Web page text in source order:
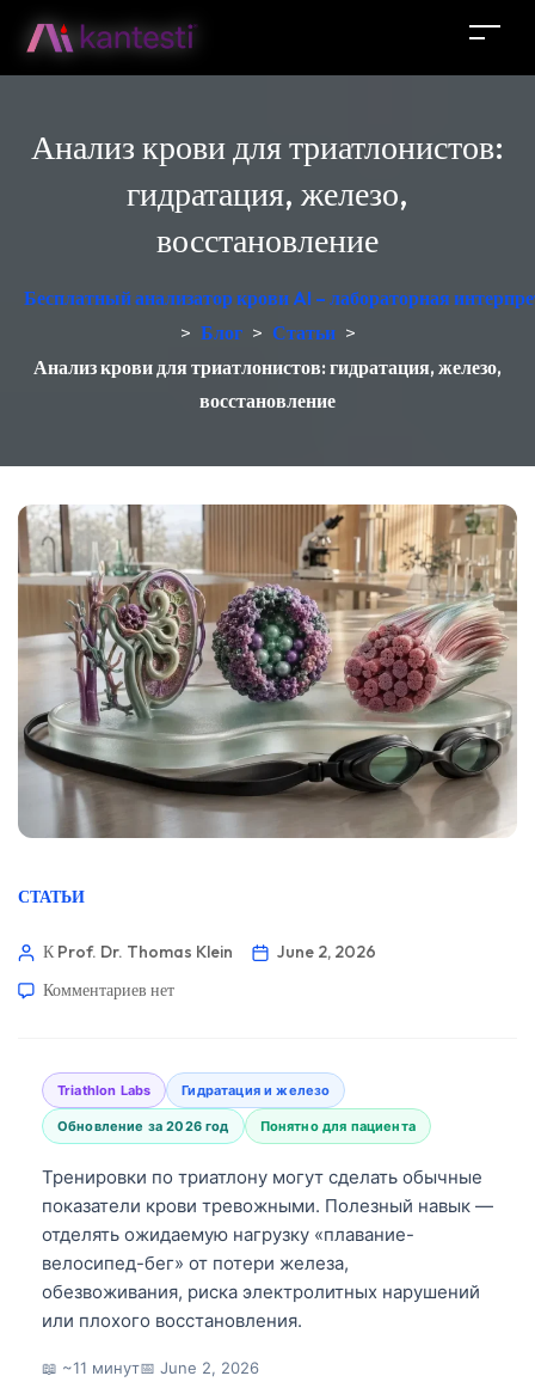
Анализ крови для триатлонистов:
гидратация, железо,
восстановление
Бесплатный анализатор крови AI – лабораторная
> Блог > Статьи >
Анализ крови для триатлонистов: гидратация, железо,
восстановление
СТАТЬИ
К Prof. Dr. Thomas Klein
June 2, 2026
Комментариев нет
Triathlon Labs Гидратация и железо
Обновление за 2026 год Понятно для пациента
Тренировки по триатлону могут сделать обычные
показатели крови тревожными. Полезный навык —
отделять ожидаемую нагрузку «плавание-
велосипед-бег» от потери железа,
обезвоживания, риска электролитных нарушений
или плохого восстановления.
📖 ~11 минут📅 June 2, 2026